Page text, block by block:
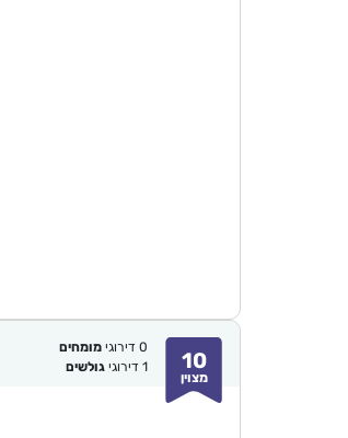
10
מצוין
0 דירוגימומחים
1 דירוגיגולשים